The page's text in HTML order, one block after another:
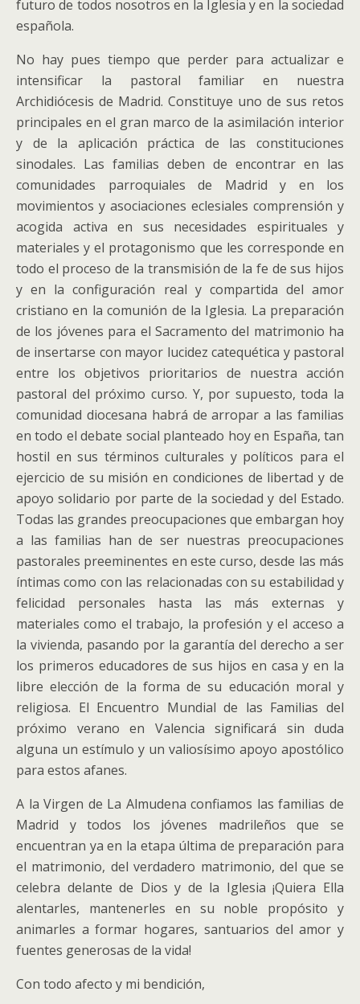
futuro de todos nosotros en la Iglesia y en la sociedad
española.
No hay pues tiempo que perder para actualizar e
intensificar la pastoral familiar en nuestra
Archidiócesis de Madrid. Constituye uno de sus retos
principales en el gran marco de la asimilación interior
y de la aplicación práctica de las constituciones
sinodales. Las familias deben de encontrar en las
comunidades parroquiales de Madrid y en los
movimientos y asociaciones eclesiales comprensión y
acogida activa en sus necesidades espirituales y
materiales y el protagonismo que les corresponde en
todo el proceso de la transmisión de la fe de sus hijos
y en la configuración real y compartida del amor
cristiano en la comunión de la Iglesia. La preparación
de los jóvenes para el Sacramento del matrimonio ha
de insertarse con mayor lucidez catequética y pastoral
entre los objetivos prioritarios de nuestra acción
pastoral del próximo curso. Y, por supuesto, toda la
comunidad diocesana habrá de arropar a las familias
en todo el debate social planteado hoy en España, tan
hostil en sus términos culturales y políticos para el
ejercicio de su misión en condiciones de libertad y de
apoyo solidario por parte de la sociedad y del Estado.
Todas las grandes preocupaciones que embargan hoy
a las familias han de ser nuestras preocupaciones
pastorales preeminentes en este curso, desde las más
íntimas como con las relacionadas con su estabilidad y
felicidad personales hasta las más externas y
materiales como el trabajo, la profesión y el acceso a
la vivienda, pasando por la garantía del derecho a ser
los primeros educadores de sus hijos en casa y en la
libre elección de la forma de su educación moral y
religiosa. El Encuentro Mundial de las Familias del
próximo verano en Valencia significará sin duda
alguna un estímulo y un valiosísimo apoyo apostólico
para estos afanes.
A la Virgen de La Almudena confiamos las familias de
Madrid y todos los jóvenes madrileños que se
encuentran ya en la etapa última de preparación para
el matrimonio, del verdadero matrimonio, del que se
celebra delante de Dios y de la Iglesia ¡Quiera Ella
alentarles, mantenerles en su noble propósito y
animarles a formar hogares, santuarios del amor y
fuentes generosas de la vida!
Con todo afecto y mi bendición,